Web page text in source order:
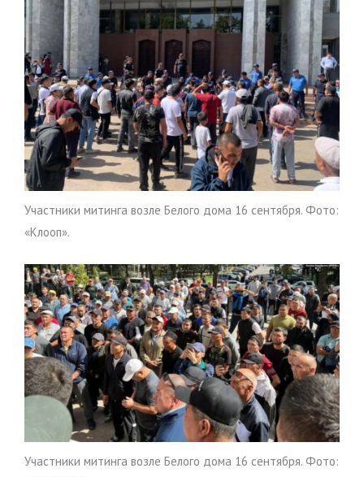
Участники митинга возле Белого дома 16 сентября. Фото:
«Клооп».
Участники митинга возле Белого дома 16 сентября. Фото: